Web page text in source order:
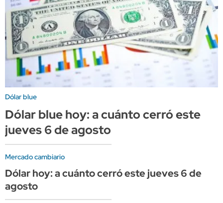
Dólar blue
Dólar blue hoy: a cuánto cerró este
jueves 6 de agosto
Mercado cambiario
Dólar hoy: a cuánto cerró este jueves 6 de
agosto